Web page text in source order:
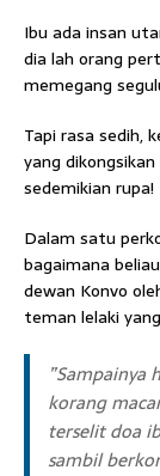
Ibu ada insan
dia lah orang
memegang
Tapi rasa sedih,
yang
sedemikian rupa!
Dalam satu
bagaimana
dewan Konvo
teman lelaki
korang
terselit doa
sambil